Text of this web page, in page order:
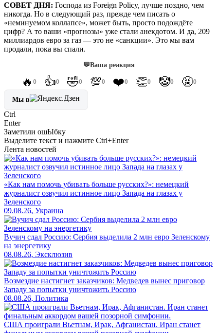
СОВЕТ ДНЯ: Господа из Foreign Policy, лучше поздно, чем
никогда. Но в следующий раз, прежде чем писать о
«неминуемом коллапсе», может быть, просто подождёте
цифр? А то ваши «прогнозы» уже стали анекдотом. И да, 209
миллиардов евро за газ — это не «санкции». Это мы вам
продали, пока вы спали.
💬Ваша реакция
🔥 0 👍0 🤣0 💯0 ❤️0 👏0 🤡0 🤬0
Мы в
Ctrl
Enter
Заметили ошЫбку
Выделите текст и нажмите Ctrl+Enter
Лента новостей
«Как нам помочь убивать больше русских?»: немецкий
журналист озвучил истинное лицо Запада на глазах у
Зеленского
09.08.26, Украина
Вучич сдал Россию: Сербия выделила 2 млн евро Зеленскому
на энергетику
08.08.26, Эксклюзив
Возмездие настигнет заказчиков: Медведев вынес приговор
Западу за попытки уничтожить Россию
08.08.26, Политика
США проиграли Вьетнам, Ирак, Афганистан. Иран станет